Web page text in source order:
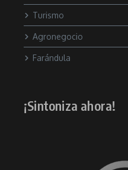
Turismo
Agronegocio
Farándula
¡Sintoniza ahora!